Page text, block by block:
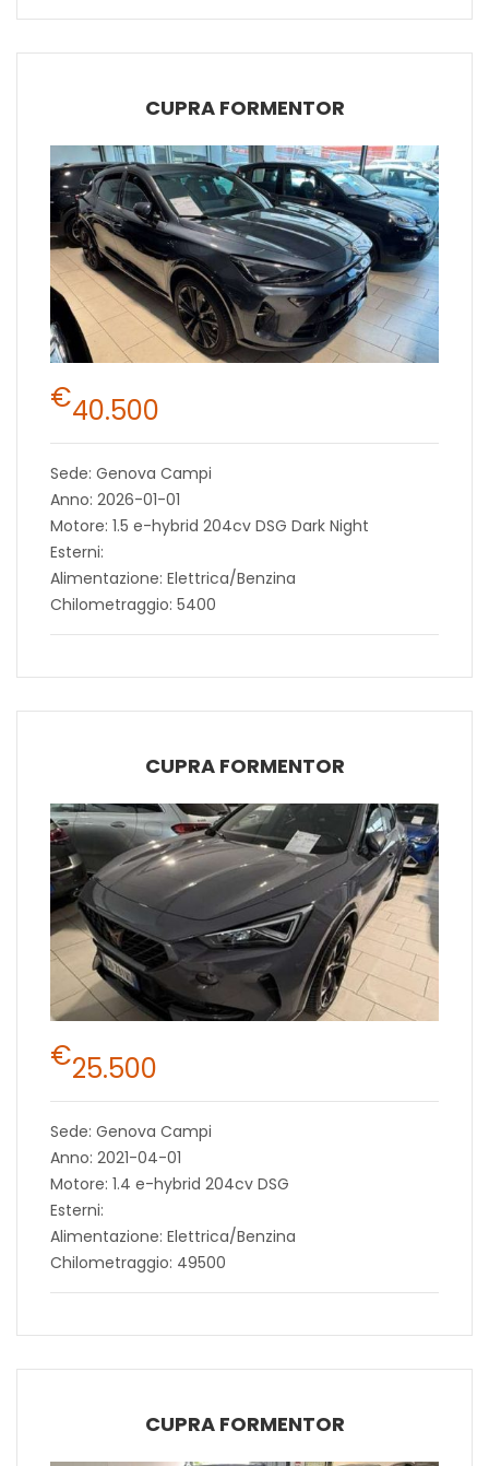
CUPRA FORMENTOR
€40.500
Sede: Genova Campi
Anno: 2026-01-01
Motore: 1.5 e-hybrid 204cv DSG Dark Night
Esterni:
Alimentazione: Elettrica/Benzina
Chilometraggio: 5400
CUPRA FORMENTOR
€25.500
Sede: Genova Campi
Anno: 2021-04-01
Motore: 1.4 e-hybrid 204cv DSG
Esterni:
Alimentazione: Elettrica/Benzina
Chilometraggio: 49500
CUPRA FORMENTOR